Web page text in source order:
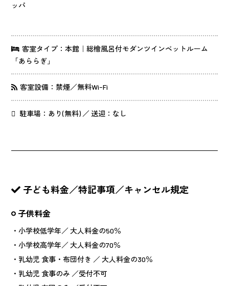
ッパ
客室タイプ：本館｜総檜風呂付モダンツインベットルーム
「あららぎ」
客室設備：禁煙／無料Wi-Fi
駐車場：あり(無料) ／ 送迎：なし
子ども料金／特記事項／キャンセル規定
子供料金
・小学校低学年／ 大人料金の50％
・小学校高学年／ 大人料金の70％
・乳幼児 食事・布団付き ／ 大人料金の30％
・乳幼児 食事のみ ／受付不可